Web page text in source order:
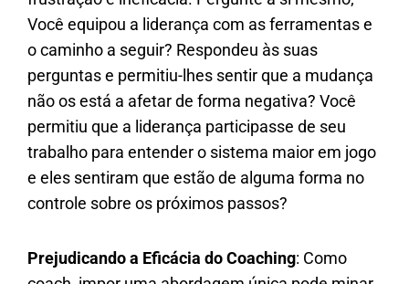
Você equipou a liderança com as ferramentas e
o caminho a seguir? Respondeu às suas
perguntas e permitiu-lhes sentir que a mudança
não os está a afetar de forma negativa? Você
permitiu que a liderança participasse de seu
trabalho para entender o sistema maior em jogo
e eles sentiram que estão de alguma forma no
controle sobre os próximos passos?
Prejudicando a Eficácia do Coaching: Como